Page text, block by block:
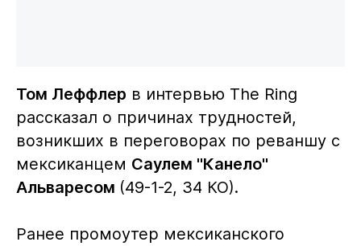
Том Леффлер в интервью The Ring
рассказал о причинах трудностей,
возникших в переговорах по реваншу с
мексиканцем Саулем "Канело"
Альваресом (49-1-2, 34 КО).
Ранее промоутер мексиканского